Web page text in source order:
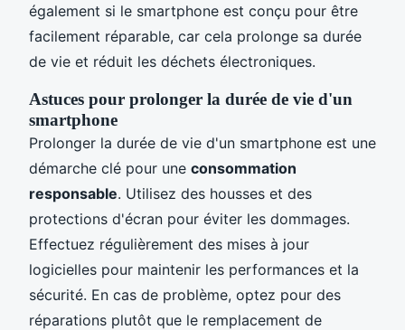
également si le smartphone est conçu pour être
facilement réparable, car cela prolonge sa durée
de vie et réduit les déchets électroniques.
Astuces pour prolonger la durée de vie d'un
smartphone
Prolonger la durée de vie d'un smartphone est une
démarche clé pour une consommation
responsable. Utilisez des housses et des
protections d'écran pour éviter les dommages.
Effectuez régulièrement des mises à jour
logicielles pour maintenir les performances et la
sécurité. En cas de problème, optez pour des
réparations plutôt que le remplacement de